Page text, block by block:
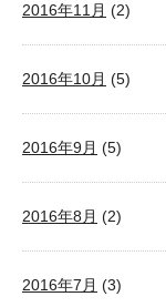
2016年11月 (2)
2016年10月 (5)
2016年9月 (5)
2016年8月 (2)
2016年7月 (3)